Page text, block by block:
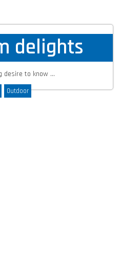
delights
desire to know ...
Outdoor